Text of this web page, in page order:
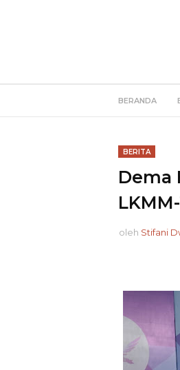
BERANDA
BERITA
Dema
oleh Stifani